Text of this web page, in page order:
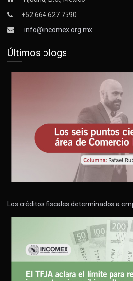
+52 664 627 7590
info@incomex.org.mx
Últimos blogs
Los créditos fiscales determinados a